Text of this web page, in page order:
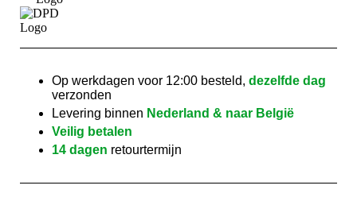
Op werkdagen voor 12:00 besteld,dezelfde dag
verzonden
Levering binnen Nederland & naar België
Veilig betalen
14 dagen retourtermijn